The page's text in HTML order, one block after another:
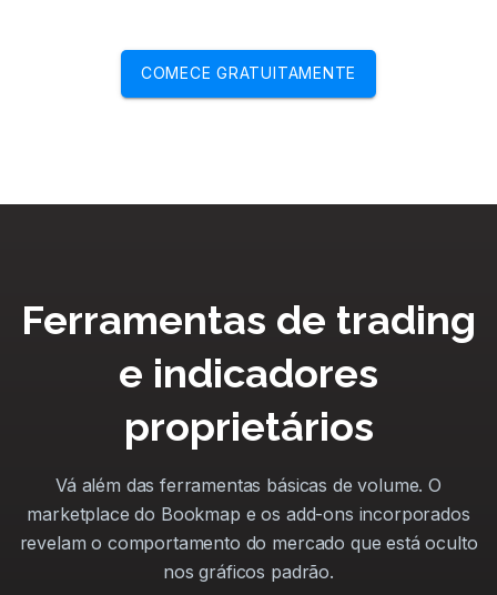
COMECE GRATUITAMENTE
Ferramentas de trading
e indicadores
proprietários
Vá além das ferramentas básicas de volume. O
marketplace do Bookmap e os add-ons incorporados
revelam o comportamento do mercado que está oculto
nos gráficos padrão.